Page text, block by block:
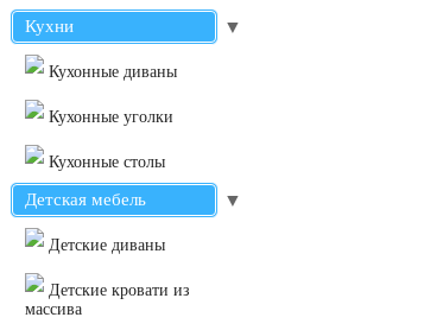
Кухни ▼
Кухонные диваны
Кухонные уголки
Кухонные столы
Детская мебель ▼
Детские диваны
Детские кровати из
массива